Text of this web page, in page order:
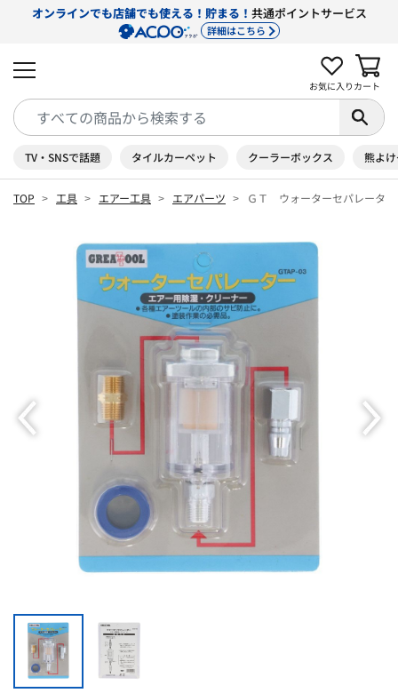
オンラインでも店舗でも使える！貯まる！ 共通ポイントサービス
詳細はこちら
お気に入り カート
TV・SNSで話題 タイルカーペット クーラーボックス 熊よ
TOP 工具 エアー工具 エアパーツ ＧＴ ウォーターセパレータ